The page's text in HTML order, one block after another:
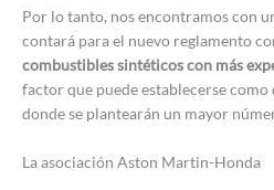
Por lo tanto, nos encontramos con
contará para el nuevo reglamento
combustibles sintéticos con más
factor que puede establecerse
donde se plantearán un mayor
La asociación Aston Martin-Honda